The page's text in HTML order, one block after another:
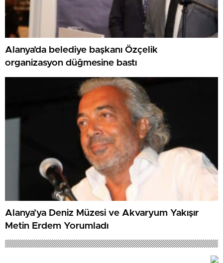
Alanya’da belediye başkanı Özçelik
organizasyon düğmesine bastı
Alanya’ya Deniz Müzesi ve Akvaryum Yakışır
Metin Erdem Yorumladı